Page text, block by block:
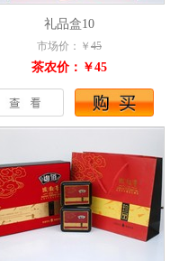
礼品盒10
市场价：￥ 45
茶农价：￥45